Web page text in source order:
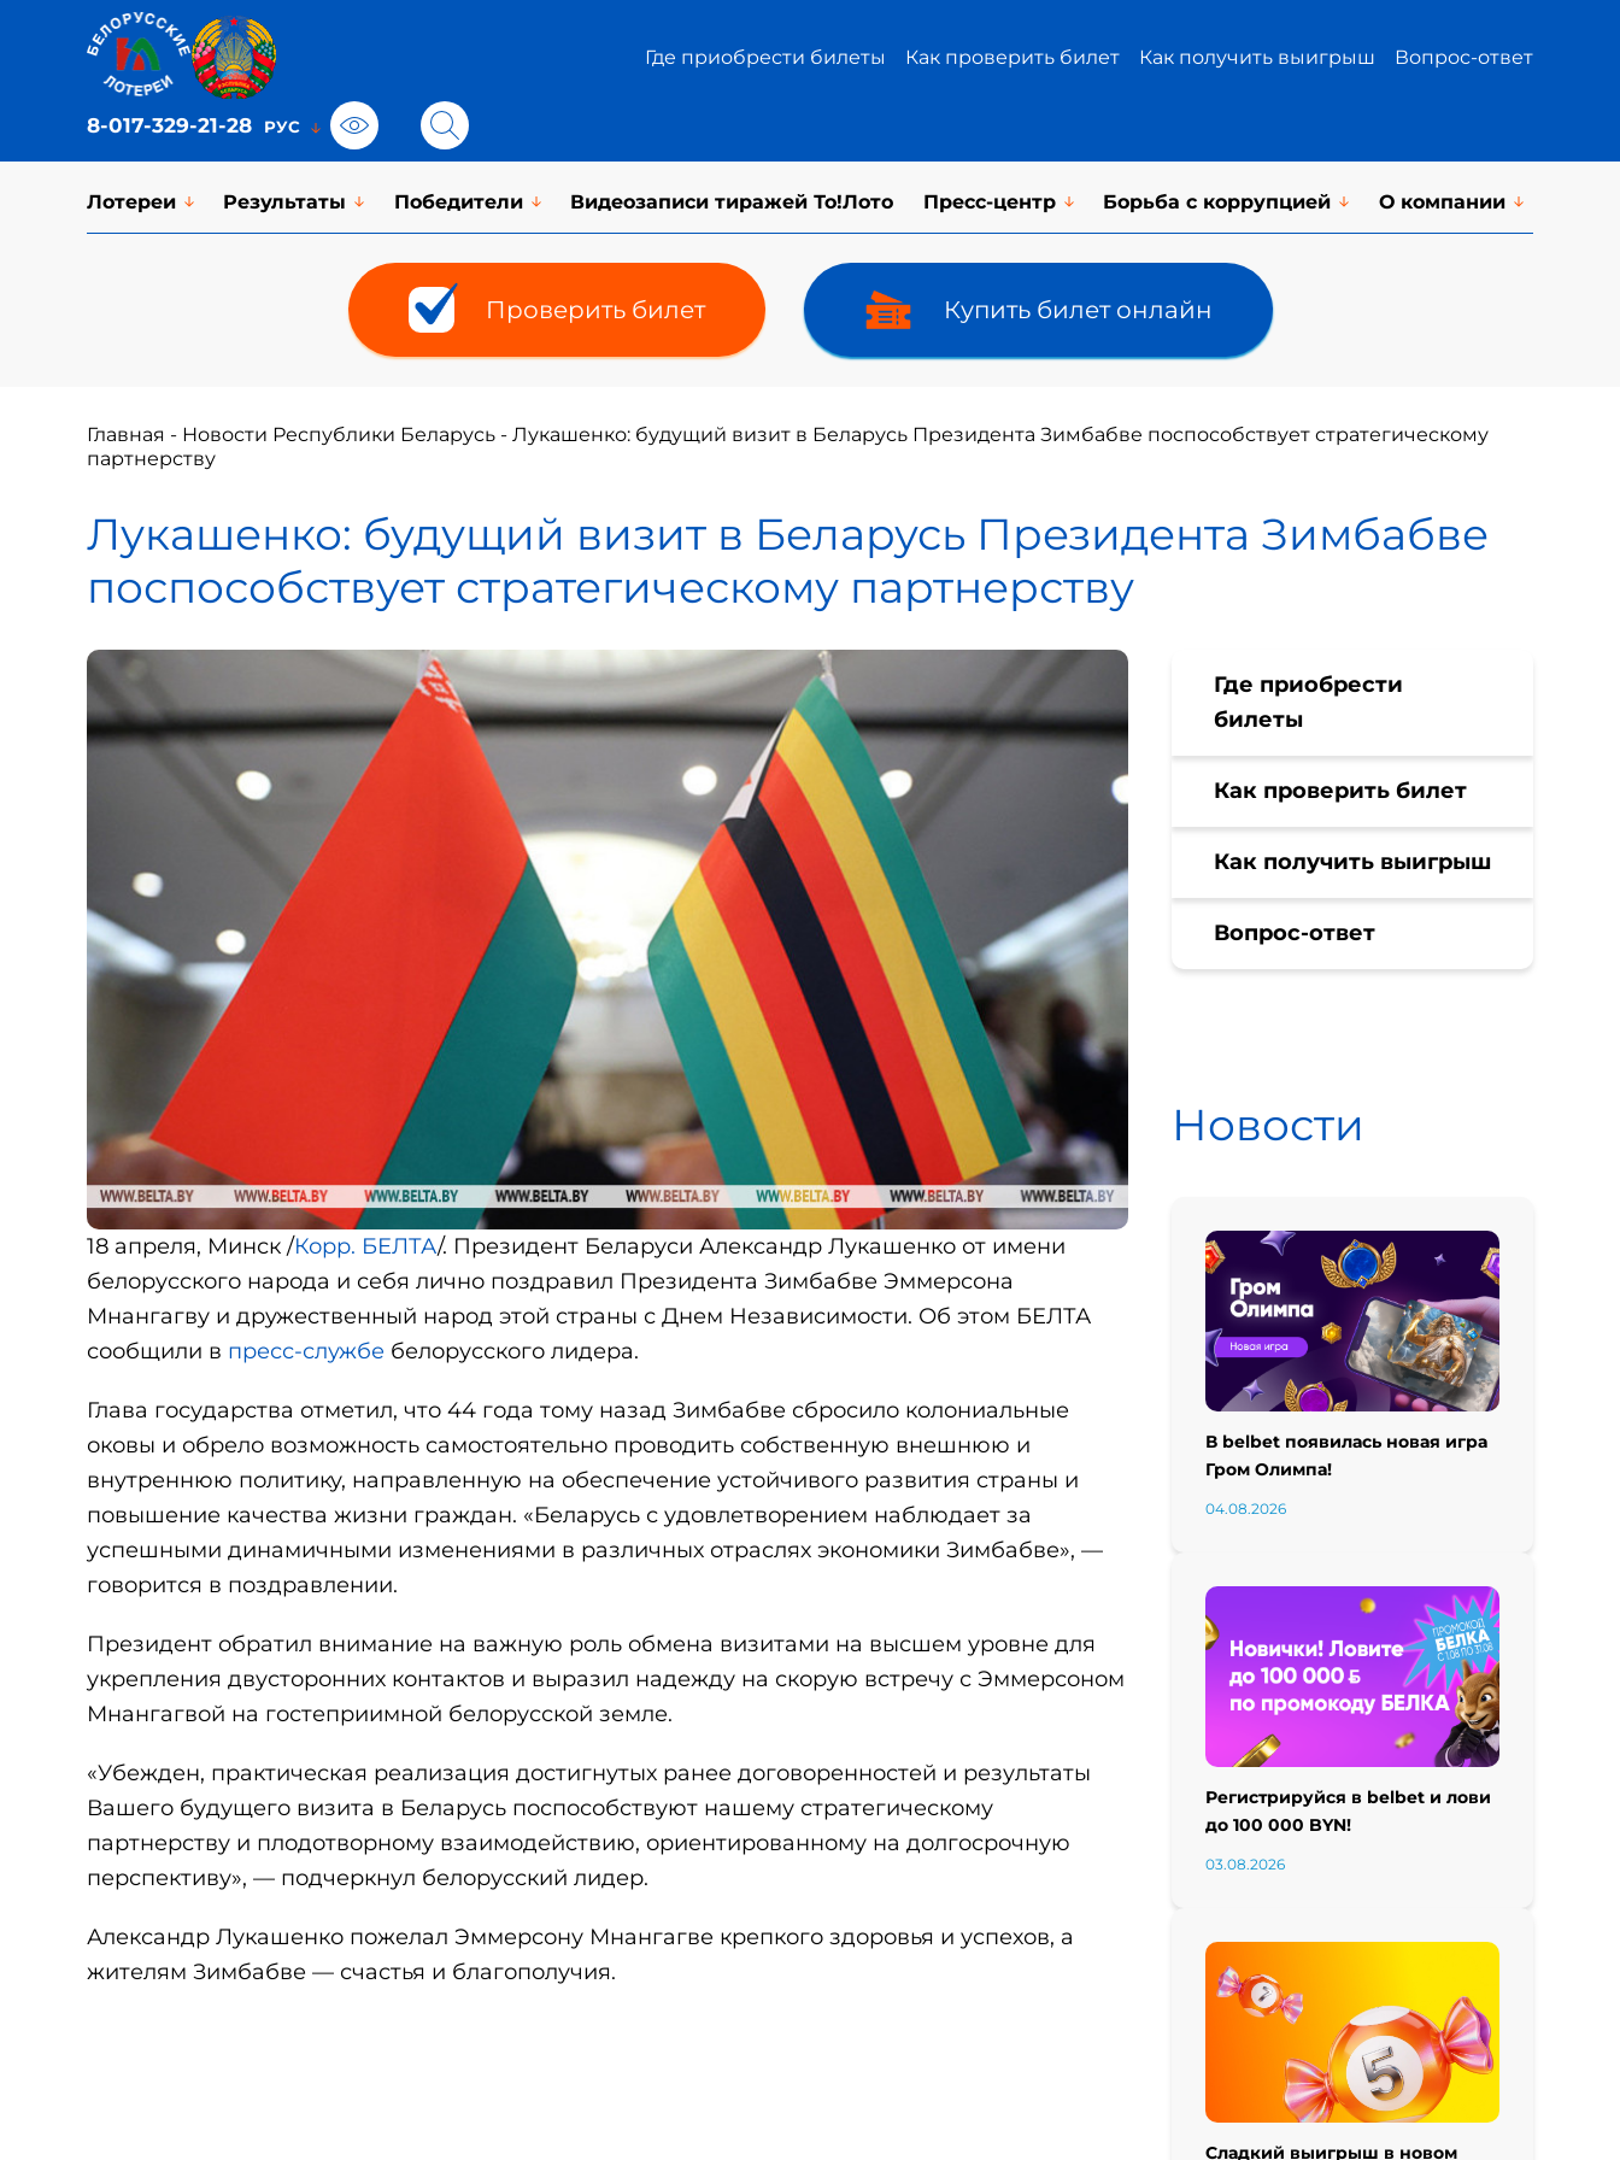
Где приобрести билеты Как проверить билет Как получить выигрыш Вопрос-ответ
8-017-329-21-28
Лотереи Результаты Победители Видеозаписи тиражей То!Лото Пресс-центр Борьба с коррупцией О компании
Проверить билет Купить билет онлайн
Главная - Новости Республики Беларусь - Лукашенко: будущий визит в Беларусь Президента Зимбабве поспособствует стратегическому
партнерству
Лукашенко: будущий визит в Беларусь Президента Зимбабве
поспособствует стратегическому партнерству
18 апреля, Минск /Корр. БЕЛТА/. Президент Беларуси Александр Лукашенко от имени
белорусского народа и себя лично поздравил Президента Зимбабве Эммерсона
Мнангагву и дружественный народ этой страны с Днем Независимости. Об этом БЕЛТА
сообщили в пресс-службе белорусского лидера.
Глава государства отметил, что 44 года тому назад Зимбабве сбросило колониальные
оковы и обрело возможность самостоятельно проводить собственную внешнюю и
внутреннюю политику, направленную на обеспечение устойчивого развития страны и
повышение качества жизни граждан. «Беларусь с удовлетворением наблюдает за
успешными динамичными изменениями в различных отраслях экономики Зимбабве», —
говорится в поздравлении.
Президент обратил внимание на важную роль обмена визитами на высшем уровне для
укрепления двусторонних контактов и выразил надежду на скорую встречу с Эммерсоном
Мнангагвой на гостеприимной белорусской земле.
«Убежден, практическая реализация достигнутых ранее договоренностей и результаты
Вашего будущего визита в Беларусь поспособствуют нашему стратегическому
партнерству и плодотворному взаимодействию, ориентированному на долгосрочную
перспективу», — подчеркнул белорусский лидер.
Александр Лукашенко пожелал Эммерсону Мнангагве крепкого здоровья и успехов, а
жителям Зимбабве — счастья и благополучия.
Где приобрести
билеты
Как проверить билет
Как получить выигрыш
Вопрос-ответ
Новости
В belbet появилась новая игра
Гром Олимпа!
04.08.2026
Регистрируйся в belbet и лови
до 100 000 BYN!
03.08.2026
Сладкий выигрыш в новом